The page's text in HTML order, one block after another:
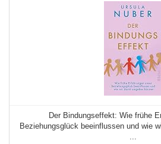
Der Bindungseffekt: Wie frühe
Beziehungsglück beeinflussen und wie
...